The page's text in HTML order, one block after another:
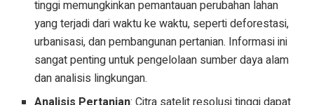
tinggi memungkinkan pemantauan perubahan lahan
yang terjadi dari waktu ke waktu, seperti deforestasi,
urbanisasi, dan pembangunan pertanian. Informasi ini
sangat penting untuk pengelolaan sumber daya alam
dan analisis lingkungan.